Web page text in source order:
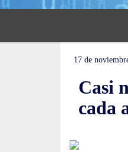
17 de
Casi
cada